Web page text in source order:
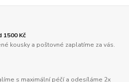
1500 Kč
kousky a poštovné zaplatíme za vás.
s maximální péčí a odesíláme 2x